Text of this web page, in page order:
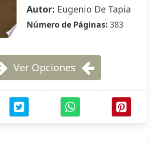
Autor: Eugenio De Tapia
Número de Páginas: 383
Ver Opciones